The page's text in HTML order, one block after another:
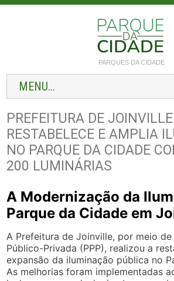
PARQUES DA CIDADE
MENU...
PREFEITURA DE JOINVILLE
RESTABELECE E AMPLIA
NO PARQUE DA CIDADE
200 LUMINÁRIAS
A Modernização da
Parque da Cidade em
A Prefeitura de Joinville, por meio de
Público-Privada (PPP), realizou a
expansão da iluminação pública no
As melhorias foram implementadas